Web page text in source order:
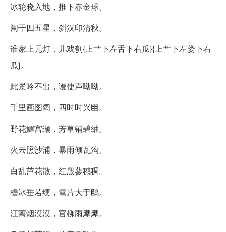
冰轮晓入地，推下赤金球。
阑干四五星，斜汉印清秋。
谁家上元灯，儿戏刳{上艹下左舌下右瓜}{上艹下左娄下右
瓜}。
此景吟不出，谩使声呦呦。
千里画图阔，四时时兴幽。
野花媚宫缬，芳草铺碧紬。
火云照沙浦，暴雨倾瓦沟。
白乱芦花散，红殷蓼穗稠。
檐冰垂若绠，雪片大于鸥。
江蓠烟漠漠，官柳雨飕飕。